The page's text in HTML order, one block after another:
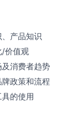
产品知识
/价值观
消费者趋势
政策和流程
的使用